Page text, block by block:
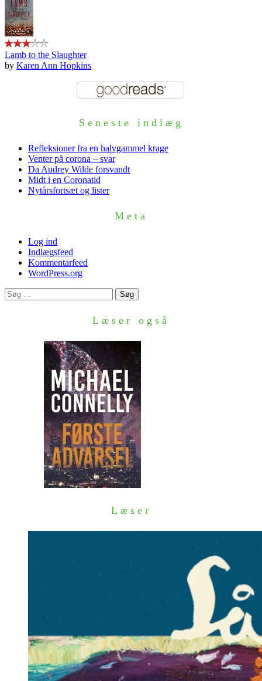
Lamb to the Slaughter
by Karen Ann Hopkins
Seneste indlæg
Refleksioner fra en halvgammel krage
Venter på corona – svar
Da Audrey Wilde forsvandt
Midt i en Coronatid
Nytårsfortsæt og lister
Meta
Log ind
Indlægsfeed
Kommentarfeed
WordPress.org
Søg
efter:
Læser også
Læser